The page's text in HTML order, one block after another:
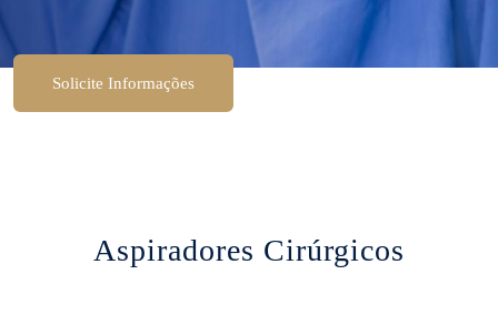
Solicite Informações
Aspiradores Cirúrgicos